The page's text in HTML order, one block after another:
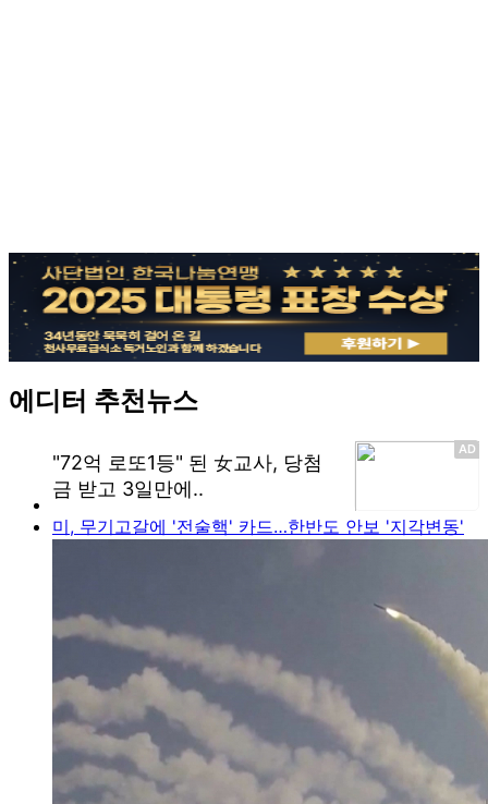
에디터 추천뉴스
미, 무기고갈에 '전술핵' 카드…한반도 안보 '지각변동'